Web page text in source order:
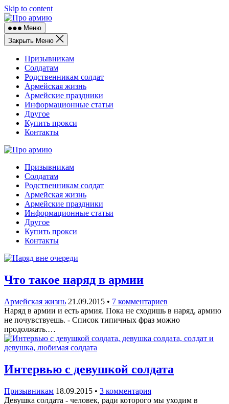
Skip to content
Меню
Закрыть Меню
Призывникам
Солдатам
Родственникам солдат
Армейская жизнь
Армейские праздники
Информационные статьи
Другое
Купить прокси
Контакты
Призывникам
Солдатам
Родственникам солдат
Армейская жизнь
Армейские праздники
Информационные статьи
Другое
Купить прокси
Контакты
Что такое наряд в армии
Армейская жизнь 21.09.2015 • 7 комментариев
Наряд в армии и есть армия. Пока не сходишь в наряд, армию
не почувствуешь. - Список типичных фраз можно
продолжать.…
Интервью с девушкой солдата
Призывникам 18.09.2015 • 3 комментария
Девушка солдата - человек, ради которого мы уходим в